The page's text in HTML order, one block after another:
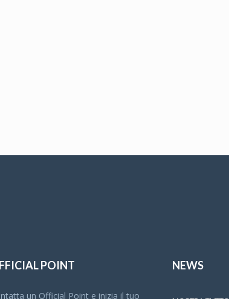
POINT
un Official Point e inizia il tuo
NEWS